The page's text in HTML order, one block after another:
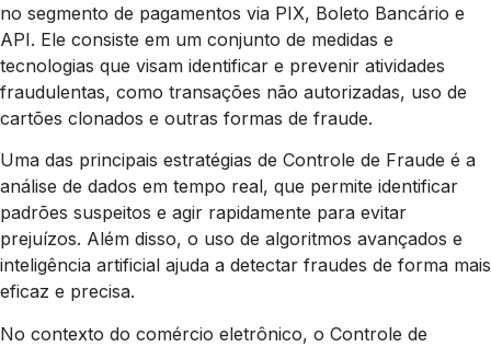
no segmento de pagamentos via PIX, Boleto Bancário e
API. Ele consiste em um conjunto de medidas e
tecnologias que visam identificar e prevenir atividades
fraudulentas, como transações não autorizadas, uso de
cartões clonados e outras formas de fraude.
Uma das principais estratégias de Controle de Fraude é a
análise de dados em tempo real, que permite identificar
padrões suspeitos e agir rapidamente para evitar
prejuízos. Além disso, o uso de algoritmos avançados e
inteligência artificial ajuda a detectar fraudes de forma mais
eficaz e precisa.
No contexto do comércio eletrônico, o Controle de